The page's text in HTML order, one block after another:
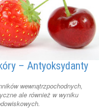
– Antyoksydanty
wewnątrzpochodnych,
ale również w wyniku